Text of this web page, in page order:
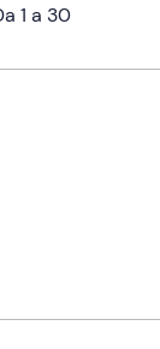
1 a 30